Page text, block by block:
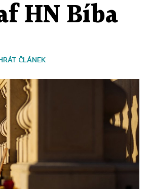
HN Bíba
ČLÁNEK